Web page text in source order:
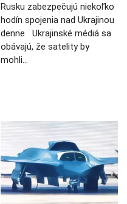
Rusku zabezpečujú niekoľko
hodín spojenia nad Ukrajinou
denne Ukrajinské médiá sa
obávajú, že satelity by
mohli…